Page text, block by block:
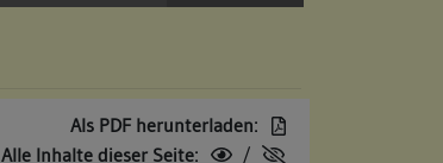
Als PDF herunterladen:
Alle Inhalte dieser Seite:
/